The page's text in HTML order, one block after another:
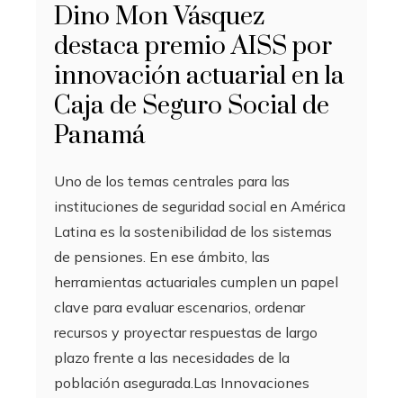
Dino Mon Vásquez
destaca premio AISS por
innovación actuarial en la
Caja de Seguro Social de
Panamá
Uno de los temas centrales para las
instituciones de seguridad social en América
Latina es la sostenibilidad de los sistemas
de pensiones. En ese ámbito, las
herramientas actuariales cumplen un papel
clave para evaluar escenarios, ordenar
recursos y proyectar respuestas de largo
plazo frente a las necesidades de la
población asegurada.Las Innovaciones